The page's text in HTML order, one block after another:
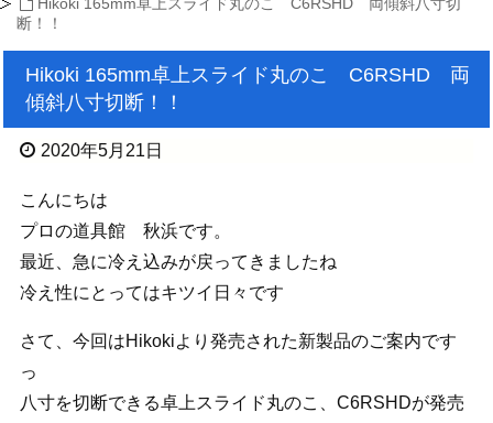
Hikoki 165mm卓上スライド丸のこ C6RSHD 両傾斜八寸切
断！！
Hikoki 165mm卓上スライド丸のこ C6RSHD 両
傾斜八寸切断！！
2020年5月21日
こんにちは
プロの道具館 秋浜です。
最近、急に冷え込みが戻ってきましたね
冷え性にとってはキツイ日々です
さて、今回はHikokiより発売された新製品のご案内です
っ
八寸を切断できる卓上スライド丸のこ、C6RSHDが発売